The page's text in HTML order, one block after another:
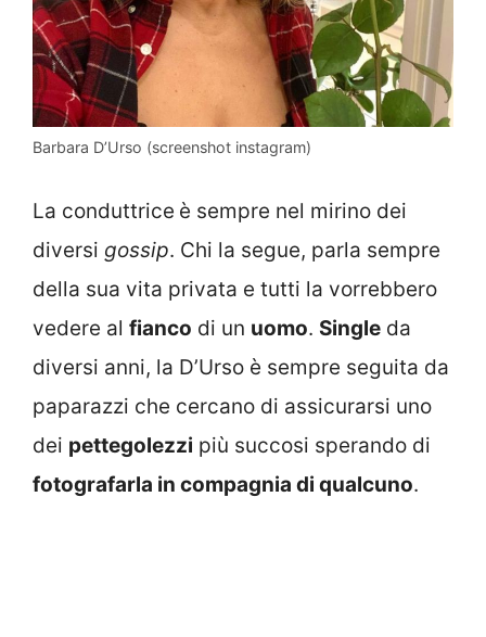
Barbara D’Urso (screenshot instagram)
La conduttrice è sempre nel mirino dei
diversi gossip. Chi la segue, parla sempre
della sua vita privata e tutti la vorrebbero
vedere al fianco di un uomo. Single da
diversi anni, la D’Urso è sempre seguita da
paparazzi che cercano di assicurarsi uno
dei pettegolezzi più succosi sperando di
fotografarla in compagnia di qualcuno.